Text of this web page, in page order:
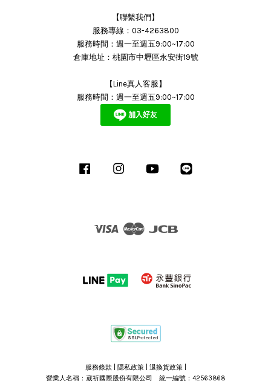
【聯繫我們】
服務專線：03-4263800
服務時間：週一至週五9:00~17:00
倉庫地址：桃園市中壢區永安街19號
【Line真人客服】
服務時間：週一至週五9:00~17:00
Facebook Instagram YouTube
Visa Master
服務條款 隱私政策| 退換貨政策|
營業人名稱：葳祈國際股份有限公司 統一編號：42563868